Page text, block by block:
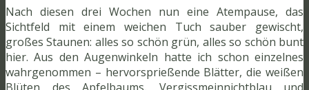
Nach diesen drei Wochen nun eine Atempause, das
Sichtfeld mit einem weichen Tuch sauber gewischt,
großes Staunen: alles so schön grün, alles so schön bunt
hier. Aus den Augenwinkeln hatte ich schon einzelnes
wahrgenommen – hervorsprießende Blätter, die weißen